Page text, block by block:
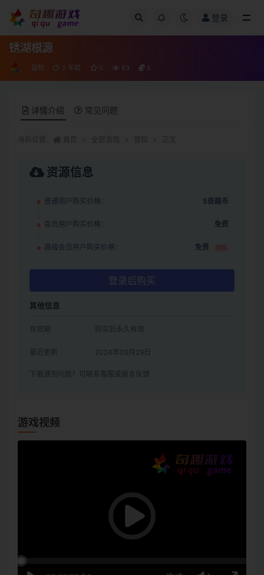
登录
锈湖根源
冒险 2 年前 0 83 5
详情介绍 常见问题
资源信息
普通用户购买价格： 5奇趣币
会员用户购买价格： 免费
高级会员用户购买价格： 免费 推荐
登录后购买
其他信息
有效期 购买后永久有效
最近更新 2024年09月29日
下载遇到问题？可联系客服或留言反馈
游戏视频